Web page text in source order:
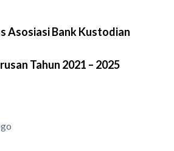
Asosiasi Bank Kustodian
Tahun 2021 – 2025